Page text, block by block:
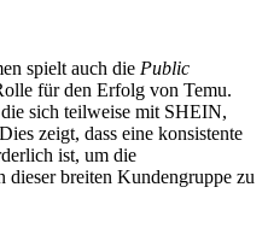
spielt auch die Public
für den Erfolg von Temu.
sich teilweise mit SHEIN,
zeigt, dass eine konsistente
ist, um die
dieser breiten Kundengruppe zu